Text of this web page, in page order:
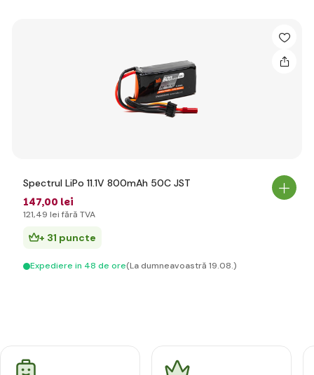
Spectrul LiPo 11.1V 800mAh 50C JST
147,00 lei
121,49 lei fără TVA
+ 31 puncte
Expediere in 48 de ore(La dumneavoastră 19.08.)